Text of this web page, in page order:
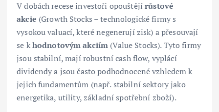
V dobách recese investoři opouštějírůstové
akcie (Growth Stocks – technologické firmy s
vysokou valuací, které negenerují zisk) a přesouvají
se khodnotovým akciím (Value Stocks). Tyto firmy
jsou stabilní, mají robustní cash flow, vyplácí
dividendy a jsou často podhodnocené vzhledem k
jejich fundamentům (např. stabilní sektory jako
energetika, utility, základní spotřební zboží).